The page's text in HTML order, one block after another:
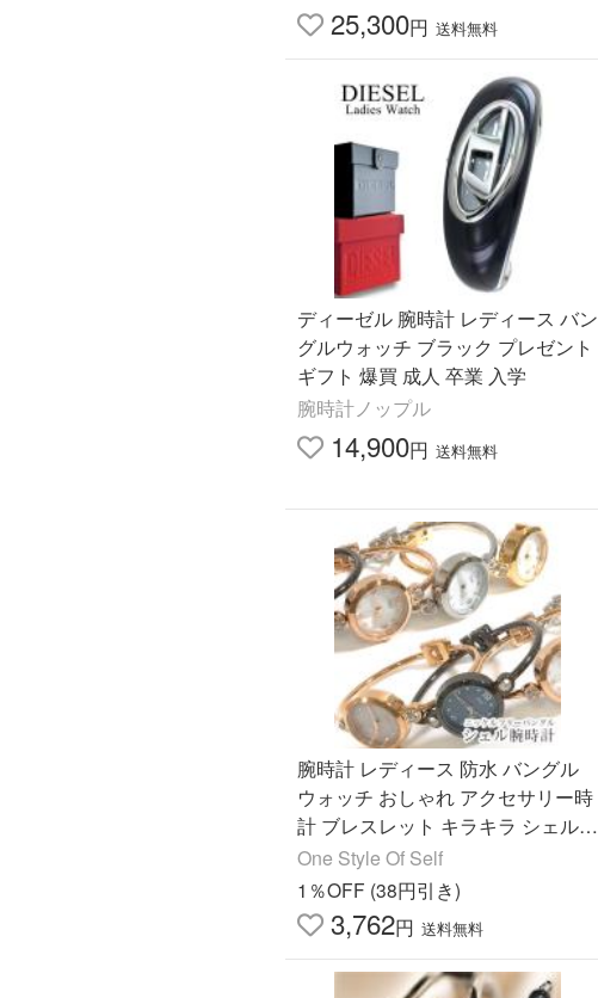
25,300円 送料無料
ディーゼル 腕時計 レディース バン
グルウォッチ ブラック プレゼント
ギフト 爆買 成人 卒業 入学
腕時計ノップル
14,900円 送料無料
腕時計 レディース 防水 バングル
ウォッチ おしゃれ アクセサリー時
計 ブレスレット キラキラ シェル
文字盤 見やすい ラインストーン 女
性 ゴールド シルバー
One Style Of Self
1％OFF (38円引き)
3,762円 送料無料